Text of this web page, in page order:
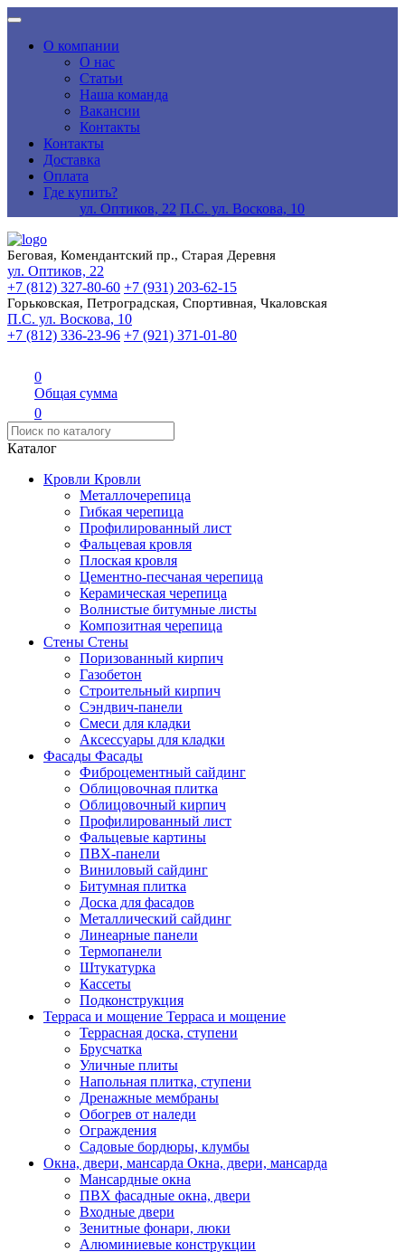
О компании
О нас
Статьи
Наша команда
Вакансии
Контакты
Контакты
Доставка
Оплата
Где купить?
ул. Оптиков, 22 П.С. ул. Воскова, 10
Беговая, Комендантский пр., Старая Деревня
ул. Оптиков, 22
+7 (812) 327-80-60 +7 (931) 203-62-15
Горьковская, Петроградская, Спортивная, Чкаловская
П.С. ул. Воскова, 10
+7 (812) 336-23-96 +7 (921) 371-01-80
0
Общая сумма
0
Каталог
Кровли Кровли
Металлочерепица
Гибкая черепица
Профилированный лист
Фальцевая кровля
Плоская кровля
Цементно-песчаная черепица
Керамическая черепица
Волнистые битумные листы
Композитная черепица
Стены Стены
Поризованный кирпич
Газобетон
Строительный кирпич
Сэндвич-панели
Смеси для кладки
Аксессуары для кладки
Фасады Фасады
Фиброцементный сайдинг
Облицовочная плитка
Облицовочный кирпич
Профилированный лист
Фальцевые картины
ПВХ-панели
Виниловый сайдинг
Битумная плитка
Доска для фасадов
Металлический сайдинг
Линеарные панели
Термопанели
Штукатурка
Кассеты
Подконструкция
Терраса и мощение Терраса и мощение
Террасная доска, ступени
Брусчатка
Уличные плиты
Напольная плитка, ступени
Дренажные мембраны
Обогрев от наледи
Ограждения
Садовые бордюры, клумбы
Окна, двери, мансарда Окна, двери, мансарда
Мансардные окна
ПВХ фасадные окна, двери
Входные двери
Зенитные фонари, люки
Алюминиевые конструкции